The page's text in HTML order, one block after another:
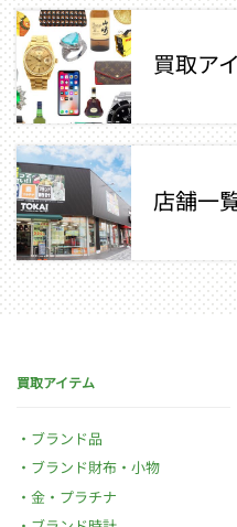
買取ア
店舗一
買取アイテム
ブランド品
ブランド財布・小物
金・プラチナ